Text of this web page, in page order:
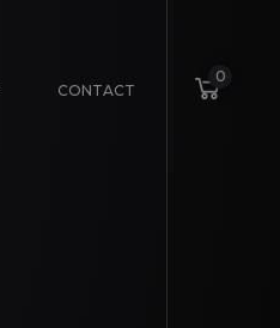
CONTACT
0